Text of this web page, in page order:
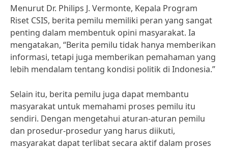
Menurut Dr. Philips J. Vermonte, Kepala Program
Riset CSIS, berita pemilu memiliki peran yang sangat
penting dalam membentuk opini masyarakat. Ia
mengatakan, “Berita pemilu tidak hanya memberikan
informasi, tetapi juga memberikan pemahaman yang
lebih mendalam tentang kondisi politik di Indonesia.”
Selain itu, berita pemilu juga dapat membantu
masyarakat untuk memahami proses pemilu itu
sendiri. Dengan mengetahui aturan-aturan pemilu
dan prosedur-prosedur yang harus diikuti,
masyarakat dapat terlibat secara aktif dalam proses